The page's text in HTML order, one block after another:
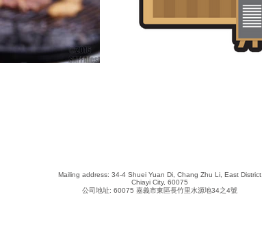
​ Mailing address: 34-4 Shuei Yuan Di, Chang Zhu Li, East District,
Chiayi City, 60075
公司地址: 60075 嘉義市東區長竹里水源地34之4號